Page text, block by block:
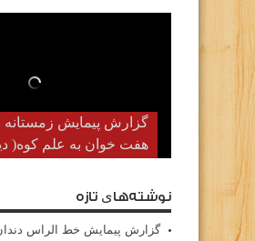
گزارش پیمایش
هفت خوان به علم کوه( دیماه
نوشته‌های تازه
گزارش پیمایش خط الراس